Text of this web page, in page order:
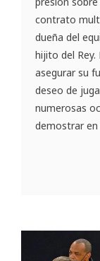
contrato
dueña del
hijito del
asegurar su
deseo de
numerosas
demostrar en